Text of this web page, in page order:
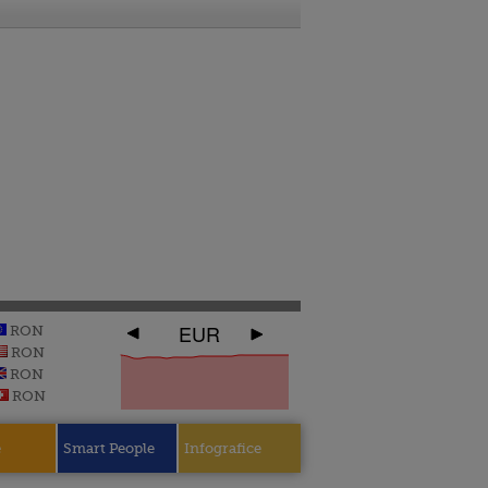
RON
RON
RON
RON
EUR
Smart People Infografice